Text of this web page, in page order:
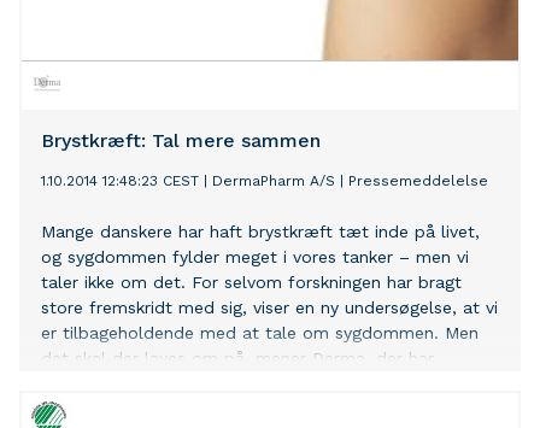
Brystkræft: Tal mere sammen
1.10.2014 12:48:23 CEST DermaPharm A/S Pressemeddelelse
Mange danskere har haft brystkræft tæt inde på livet,
og sygdommen fylder meget i vores tanker – men vi
taler ikke om det. For selvom forskningen har bragt
store fremskridt med sig, viser en ny undersøgelse, at vi
er tilbageholdende med at tale om sygdommen. Men
det skal der laves om på, mener Derma, der har
opbakning til årets Støt Brysterne-kampagne.